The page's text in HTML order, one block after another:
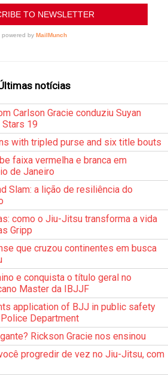
notícias
Carlson Gracie conduziu Suyan
19
with tripled purse and six title bouts
faixa vermelha e branca em
de Janeiro
Slam: a lição de resiliência do
como o Jiu-Jitsu transforma a vida
Gripp
que cruzou continentes em busca
e conquista o título geral no
Master da IBJJF
application of BJJ in public safety
Department
Rickson Gracie nos ensinou
progredir de vez no Jiu-Jitsu, com